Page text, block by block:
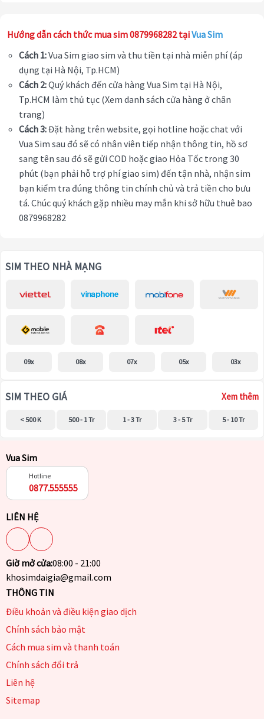
Hướng dẫn cách thức mua sim 0879968282 tạiVua Sim
Cách 1:Vua Sim giao sim và thu tiền tại nhà miễn phí (áp
dụng tại Hà Nội, Tp.HCM)
Cách 2:Quý khách đến cửa hàng Vua Sim tại Hà Nội,
Tp.HCM làm thủ tục (Xem danh sách cửa hàng ở chân
trang)
Cách 3:Đặt hàng trên website, gọi hotline hoặc chat với
Vua Sim sau đó sẽ có nhân viên tiếp nhận thông tin, hồ sơ
sang tên sau đó sẽ gửi COD hoặc giao Hỏa Tốc trong 30
phút (bạn phải hỗ trợ phí giao sim) đến tận nhà, nhận sim
bạn kiểm tra đúng thông tin chính chủ và trả tiền cho bưu
tá. Chúc quý khách gặp nhiều may mắn khi sở hữu thuê bao
0879968282
SIM THEO NHÀ MẠNG
09x 08x 07x 05x 03x
SIM THEO GIÁ Xem thêm
< 500 K 500 - 1 Tr 1 - 3 Tr 3 - 5 Tr 5 - 10 Tr
Vua Sim
Hotline
0877.555555
LIÊN HỆ
Giờ mở cửa:08:00 - 21:00
khosimdaigia@gmail.com
THÔNG TIN
Điều khoản và điều kiện giao dịch
Chính sách bảo mật
Cách mua sim và thanh toán
Chính sách đổi trả
Liên hệ
Sitemap